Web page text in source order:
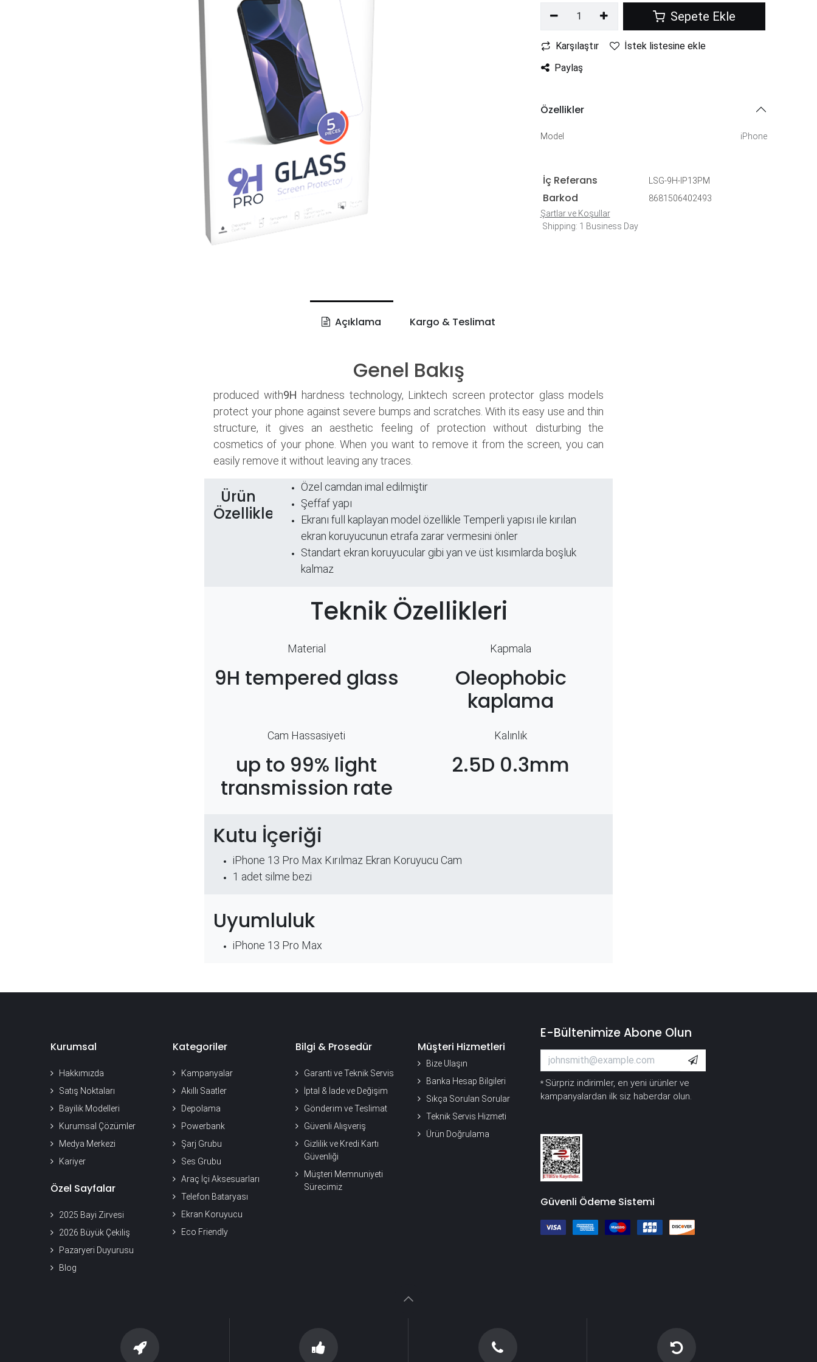
Sepete Ekle
Karşılaştır
İstek listesine ekle
Paylaş
Özellikler
Model iPhone
İç Referans LSG-9H-IP13PM
Barkod
8681506402493
Şartlar ve Koşullar
Shipping: 1 Business Day
Açıklama Kargo & Teslimat
Genel Bakış
produced with9H hardness technology, Linktech screen protector glass models
protect your phone against severe bumps and scratches. With its easy use and thin
structure, it gives an aesthetic feeling of protection without disturbing the
cosmetics of your phone. When you want to remove it from the screen, you can
easily remove it without leaving any traces.
Ürün
Özellikleri
Özel camdan imal edilmiştir
Şeffaf yapı
​Ekranı full kaplayan model özellikle Temperli yapısı ile kırılan
ekran koruyucunun etrafa zarar vermesini önler
Standart ekran koruyucular gibi yan ve üst kısımlarda boşluk
kalmaz
Teknik Özellikleri
Material
9H tempered glass
Kapmala
Oleophobic
kaplama
Cam Hassasiyeti
up to 99% light
transmission rate
Kalınlık
2.5D 0.3mm
Kutu İçeriği
iPhone 13 Pro Max Kırılmaz Ekran Koruyucu Cam
​1 adet silme bezi
Uyumluluk
iPhone 13 Pro Max
Kurumsal
Hakkımızda
Satış Noktaları
Bayilik Modelleri
Kurumsal Çözümler
Medya Merkezi
Kariyer
Özel Sayfalar
2025 Bayi Zirvesi
2026 Büyük Çekiliş
Pazaryeri Duyurusu
Blog
Kategoriler
Kampanyalar
Akıllı Saatler
Depolama
Powerbank
Şarj Grubu
Ses Grubu
Araç İçi Aksesuarları
Telefon Bataryası
Ekran Koruyucu
Eco Friendly
Bilgi & Prosedür
Garanti ve Teknik Servis
İptal & İade ve Değişim
Gönderim ve Teslimat
Güvenli Alışveriş
Gizlilik ve Kredi Kartı
Güvenliği
Müşteri Memnuniyeti
Sürecimiz
Müşteri Hizmetleri
Bize Ulaşın
Banka Hesap Bilgileri
Sıkça Sorulan Sorular
Teknik Servis Hizmeti
Ürün Doğrulama
E-Bültenimize Abone Olun
* Sürpriz indirimler, en yeni ürünler ve
kampanyalardan ilk siz haberdar olun.
Güvenli Ödeme Sistemi